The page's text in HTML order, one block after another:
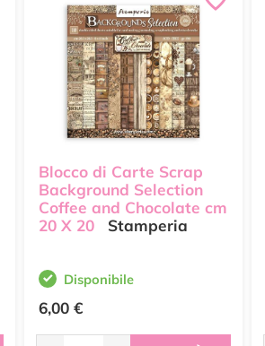
Blocco di Carte Scrap
Background Selection
Coffee and Chocolate cm
20 X 20
Stamperia
Disponibile
6,00 €